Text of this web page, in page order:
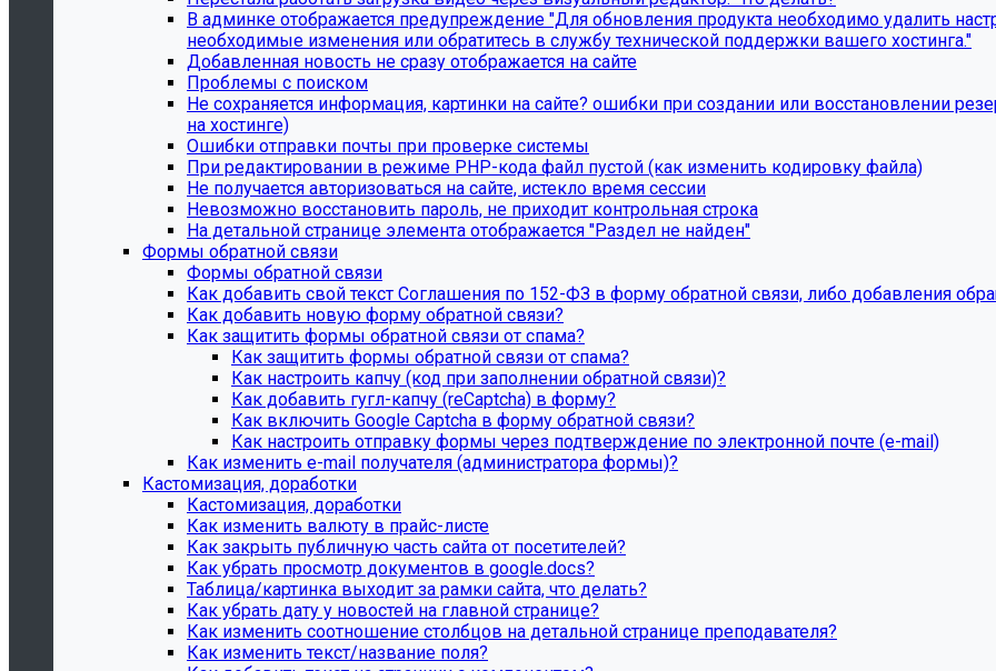
В админке отображается предупреждение "Для обновления продукта необходимо удалить
необходимые изменения или обратитесь в службу технической поддержки вашего хостинга."
Добавленная новость не сразу отображается на сайте
Проблемы с поиском
Не сохраняется информация, картинки на сайте? ошибки при создании или восстановлении
на хостинге)
Ошибки отправки почты при проверке системы
При редактировании в режиме PHP-кода файл пустой (как изменить кодировку файла)
Не получается авторизоваться на сайте, истекло время сессии
Невозможно восстановить пароль, не приходит контрольная строка
На детальной странице элемента отображается "Раздел не найден"
Формы обратной связи
Формы обратной связи
Как добавить свой текст Соглашения по 152-ФЗ в форму обратной связи, либо добавления
Как добавить новую форму обратной связи?
Как защитить формы обратной связи от спама?
Как защитить формы обратной связи от спама?
Как настроить капчу (код при заполнении обратной связи)?
Как добавить гугл-капчу (reCaptcha) в форму?
Как включить Google Captcha в форму обратной связи?
Как настроить отправку формы через подтверждение по электронной почте (e-mail)
Как изменить e-mail получателя (администратора формы)?
Кастомизация, доработки
Кастомизация, доработки
Как изменить валюту в прайс-листе
Как закрыть публичную часть сайта от посетителей?
Как убрать просмотр документов в google.docs?
Таблица/картинка выходит за рамки сайта, что делать?
Как убрать дату у новостей на главной странице?
Как изменить соотношение столбцов на детальной странице преподавателя?
Как изменить текст/название поля?